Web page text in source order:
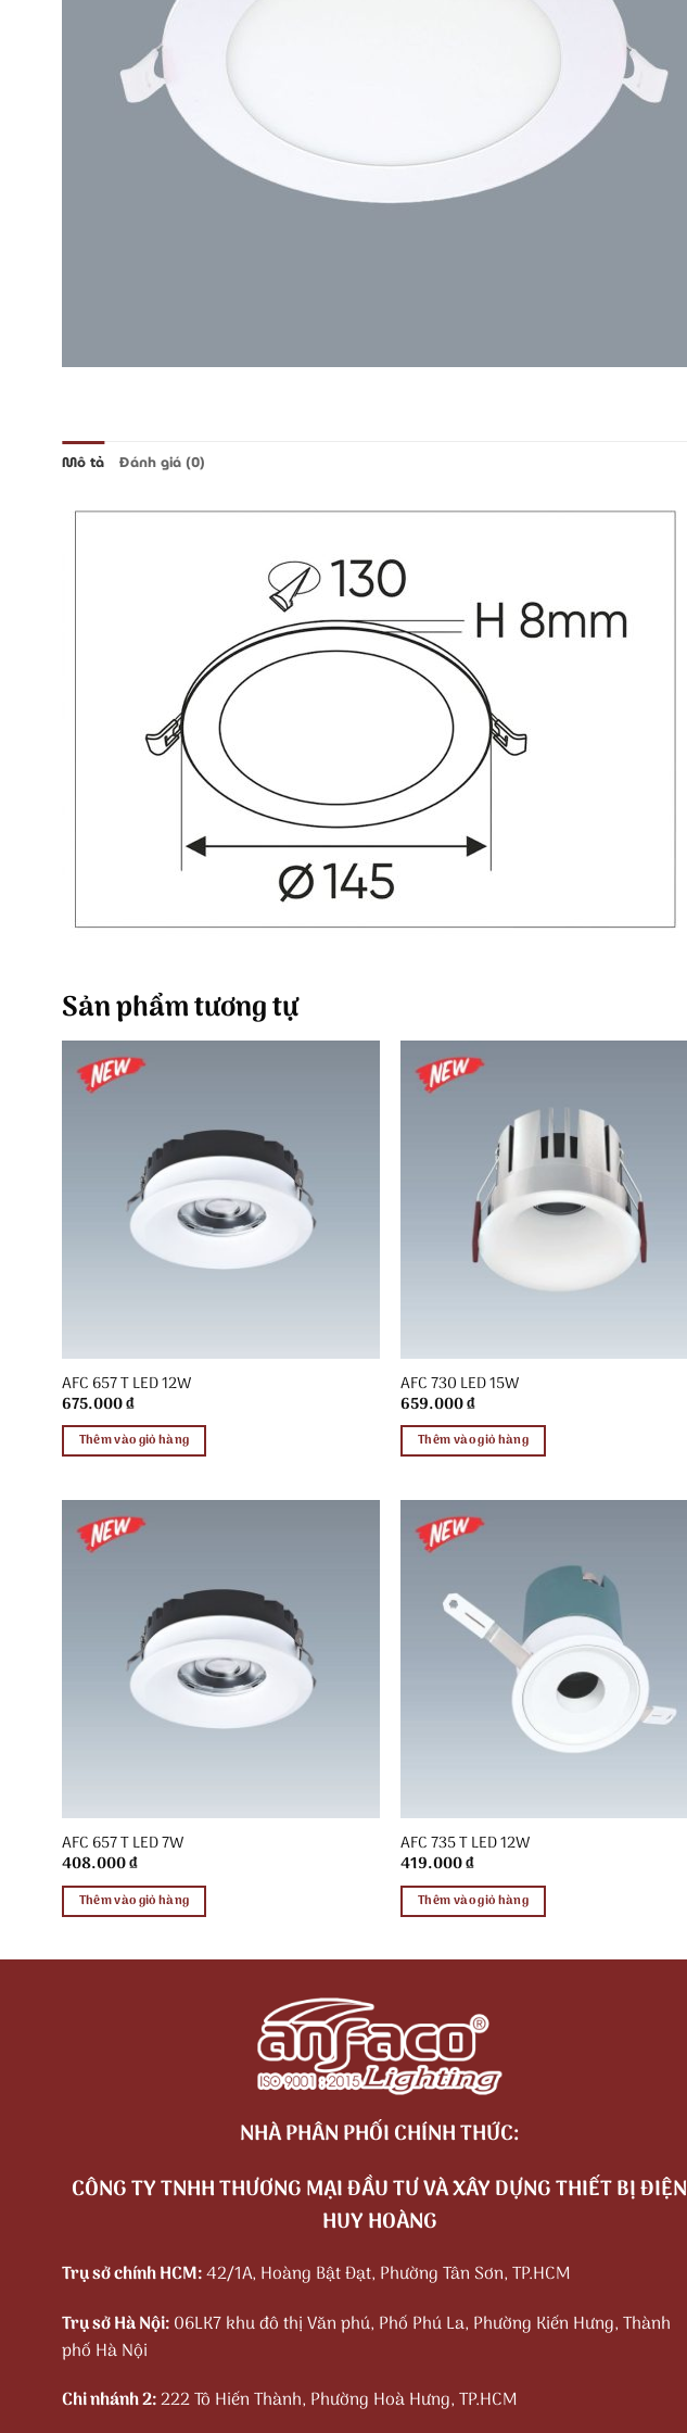
Mô tả Đánh giá (0)
Sản phẩm tương tự
AFC 657 T LED 12W
675.000₫
Thêm vào giỏ hàng
AFC 730 LED 15W
659.000₫
Thêm vào giỏ hàng
AFC 657 T LED 7W
408.000₫
Thêm vào giỏ hàng
AFC 735 T LED 12W
419.000₫
Thêm vào giỏ hàng
NHÀ PHÂN PHỐI CHÍNH THỨC:
CÔNG TY TNHH THƯƠNG MẠI ĐẦU TƯ VÀ XÂY DỰNG THIẾT BỊ ĐIỆN
HUY HOÀNG
Trụ sở chính HCM:42/1A, Hoàng Bật Đạt, Phường Tân Sơn, TP.HCM
Trụ sở Hà Nội:06LK7 khu đô thị Văn phú, Phố Phú La, Phường Kiến Hưng, Thành
phố Hà Nội
Chi nhánh 2:222 Tô Hiến Thành, Phường Hoà Hưng, TP.HCM